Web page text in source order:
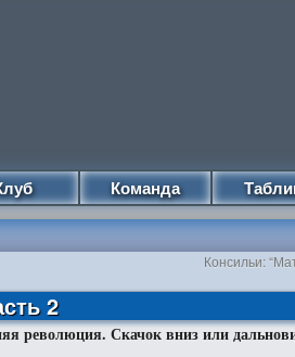
Команда
Консильи:
2
революция. Скачок вниз или